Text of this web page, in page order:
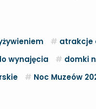
atrakcje
wynajęcia
domki
Noc Muzeów